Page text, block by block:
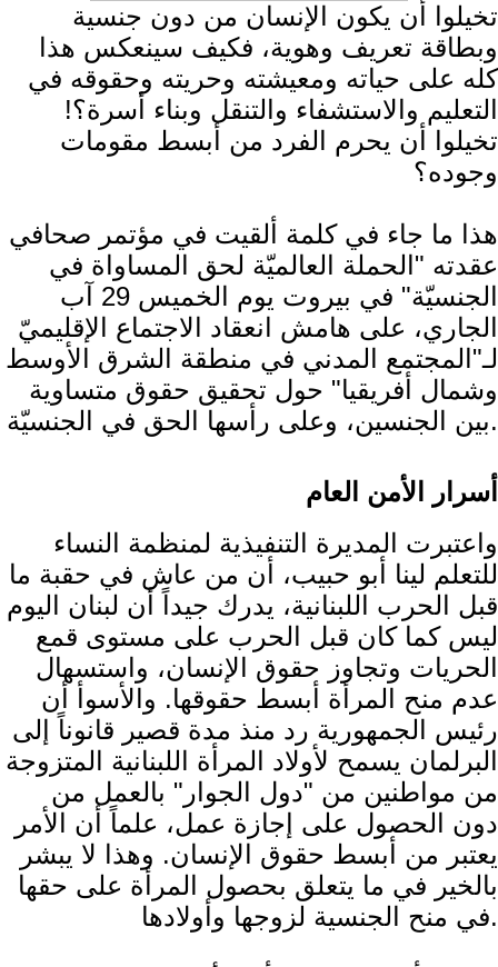
تخيلوا أن يكون الإنسان من دون جنسية
وبطاقة تعريف وهوية، فكيف سينعكس هذا
كله على حياته ومعيشته وحريته وحقوقه في
التعليم والاستشفاء والتنقل وبناء أسرة؟!
تخيلوا أن يحرم الفرد من أبسط مقومات
وجوده؟
هذا ما جاء في كلمة ألقيت في مؤتمر صحافي
عقدته "الحملة العالميّة لحق المساواة في
الجنسيّة" في بيروت يوم الخميس 29 آب
الجاري، على هامش انعقاد الاجتماع الإقليميّ
لـ"المجتمع المدني في منطقة الشرق الأوسط
وشمال أفريقيا" حول تحقيق حقوق متساوية
بين الجنسين، وعلى رأسها الحق في الجنسيّة.
أسرار الأمن العام
واعتبرت المديرة التنفيذية لمنظمة النساء
للتعلم لينا أبو حبيب، أن من عاش في حقبة ما
قبل الحرب اللبنانية، يدرك جيداً أن لبنان اليوم
ليس كما كان قبل الحرب على مستوى قمع
الحريات وتجاوز حقوق الإنسان، واستسهال
عدم منح المرأة أبسط حقوقها. والأسوأ أن
رئيس الجمهورية رد منذ مدة قصير قانوناً إلى
البرلمان يسمح لأولاد المرأة اللبنانية المتزوجة
من مواطنين من "دول الجوار" بالعمل من
دون الحصول على إجازة عمل، علماً أن الأمر
يعتبر من أبسط حقوق الإنسان. وهذا لا يبشر
بالخير في ما يتعلق بحصول المرأة على حقها
في منح الجنسية لزوجها وأولادها.